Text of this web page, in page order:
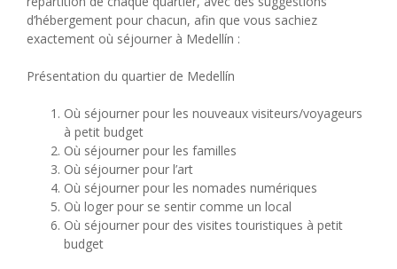
d’hébergement pour chacun, afin que vous sachiez
exactement où séjourner à Medellín :
Présentation du quartier de Medellín
Où séjourner pour les nouveaux visiteurs/voyageurs
à petit budget
Où séjourner pour les familles
Où séjourner pour l’art
Où séjourner pour les nomades numériques
Où loger pour se sentir comme un local
Où séjourner pour des visites touristiques à petit
budget